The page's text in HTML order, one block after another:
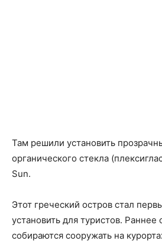
Там решили установить
органического стекла
Sun.
Этот греческий остров стал
установить для туристов.
собираются сооружать на